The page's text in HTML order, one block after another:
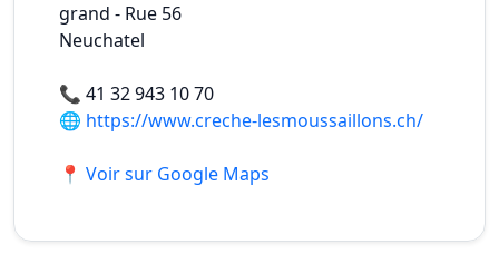
grand - Rue 56
Neuchatel
📞 41 32 943 10 70
🌐 https://www.creche-lesmoussaillons.ch/‎
📍 Voir sur Google Maps